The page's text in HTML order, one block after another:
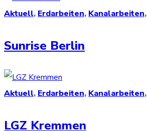
Aktuell, Erdarbeiten, Kanalarbeiten,
Sunrise Berlin
Aktuell,Erdarbeiten,Kanalarbeiten,
LGZ Kremmen